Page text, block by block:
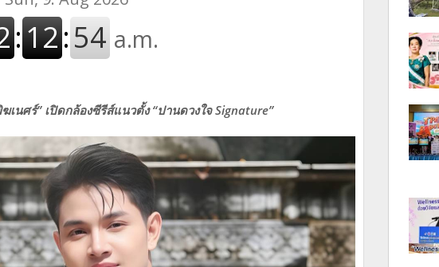
เนศร์” เปิดกล้องซีรีส์แนวตั้ง “ปานดวงใจ Signature”